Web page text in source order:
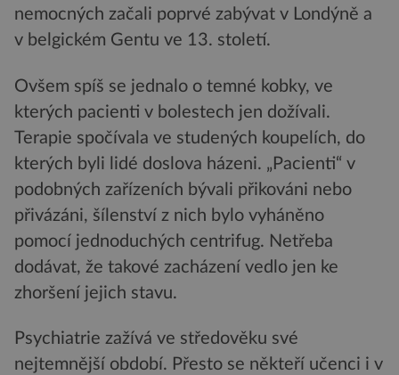
nemocných začali poprvé zabývat v Londýně a
v belgickém Gentu ve 13. století.
Ovšem spíš se jednalo o temné kobky, ve
kterých pacienti v bolestech jen dožívali.
Terapie spočívala ve studených koupelích, do
kterých byli lidé doslova házeni. „Pacienti“ v
podobných zařízeních bývali přikováni nebo
přivázáni, šílenství z nich bylo vyháněno
pomocí jednoduchých centrifug. Netřeba
dodávat, že takové zacházení vedlo jen ke
zhoršení jejich stavu.
Psychiatrie zažívá ve středověku své
nejtemnější období. Přesto se někteří učenci i v